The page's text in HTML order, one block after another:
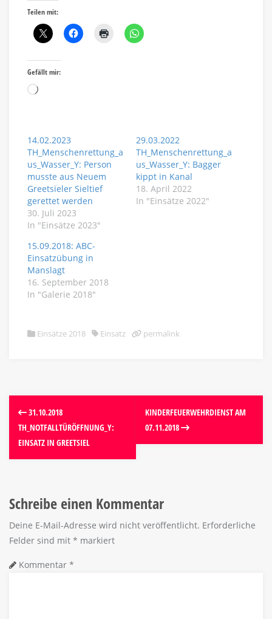
Teilen mit:
Gefällt mir:
Wird
14.02.2023
TH_Menschenrettung_a
us_Wasser_Y: Person
musste aus Neuem
Greetsieler Sieltief
gerettet werden
30. Juli 2023
In "Einsätze 2023"
29.03.2022
TH_Menschenrettung_a
us_Wasser_Y: Bagger
kippt in Kanal
18. April 2022
In "Einsätze 2022"
15.09.2018: ABC-
Einsatzübung in
Manslagt
16. September 2018
In "Galerie 2018"
Einsätze 2018 Einsatz permalink
31.10.2018
TH_NOTFALLTÜRÖFFNUNG_Y:
EINSATZ IN GREETSIEL
KINDERFEUERWEHRDIENST AM
07.11.2018
Schreibe einen Kommentar
Deine E-Mail-Adresse wird nicht veröffentlicht. Erforderliche
Felder sind mit * markiert
Kommentar *